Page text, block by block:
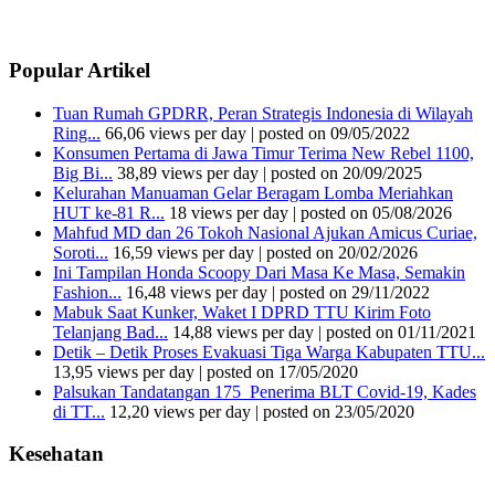
Popular Artikel
Tuan Rumah GPDRR, Peran Strategis Indonesia di Wilayah
Ring... 66,06 views per day | posted on 09/05/2022
Konsumen Pertama di Jawa Timur Terima New Rebel 1100,
Big Bi... 38,89 views per day | posted on 20/09/2025
Kelurahan Manuaman Gelar Beragam Lomba Meriahkan
HUT ke-81 R... 18 views per day | posted on 05/08/2026
Mahfud MD dan 26 Tokoh Nasional Ajukan Amicus Curiae,
Soroti... 16,59 views per day | posted on 20/02/2026
Ini Tampilan Honda Scoopy Dari Masa Ke Masa, Semakin
Fashion... 16,48 views per day | posted on 29/11/2022
Mabuk Saat Kunker, Waket I DPRD TTU Kirim Foto
Telanjang Bad... 14,88 views per day | posted on 01/11/2021
Detik – Detik Proses Evakuasi Tiga Warga Kabupaten TTU...
13,95 views per day | posted on 17/05/2020
Palsukan Tandatangan 175 Penerima BLT Covid-19, Kades
di TT... 12,20 views per day | posted on 23/05/2020
Kesehatan